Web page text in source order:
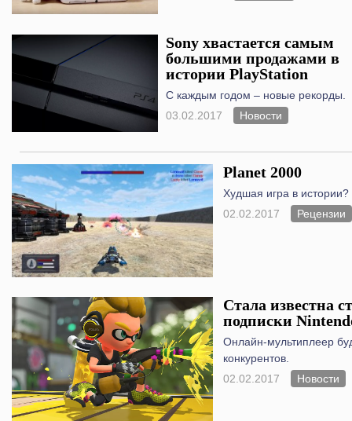
Sony хвастается самым
большими продажами в
истории PlayStation
С каждым годом – новые рекорды.
03.02.2017
Новости
Planet 2000
Худшая игра в истории?
02.02.2017
Рецензии
Стала известна
подписки
Онлайн-мультиплеер
конкурентов.
02.02.2017
Новости